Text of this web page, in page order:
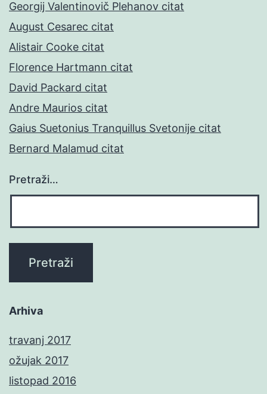
Georgij Valentinovič Plehanov citat
August Cesarec citat
Alistair Cooke citat
Florence Hartmann citat
David Packard citat
Andre Maurios citat
Gaius Suetonius Tranquillus Svetonije citat
Bernard Malamud citat
Pretraži…
Arhiva
travanj 2017
ožujak 2017
listopad 2016